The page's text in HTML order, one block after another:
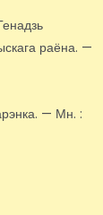
раёна. —
— Мн. :